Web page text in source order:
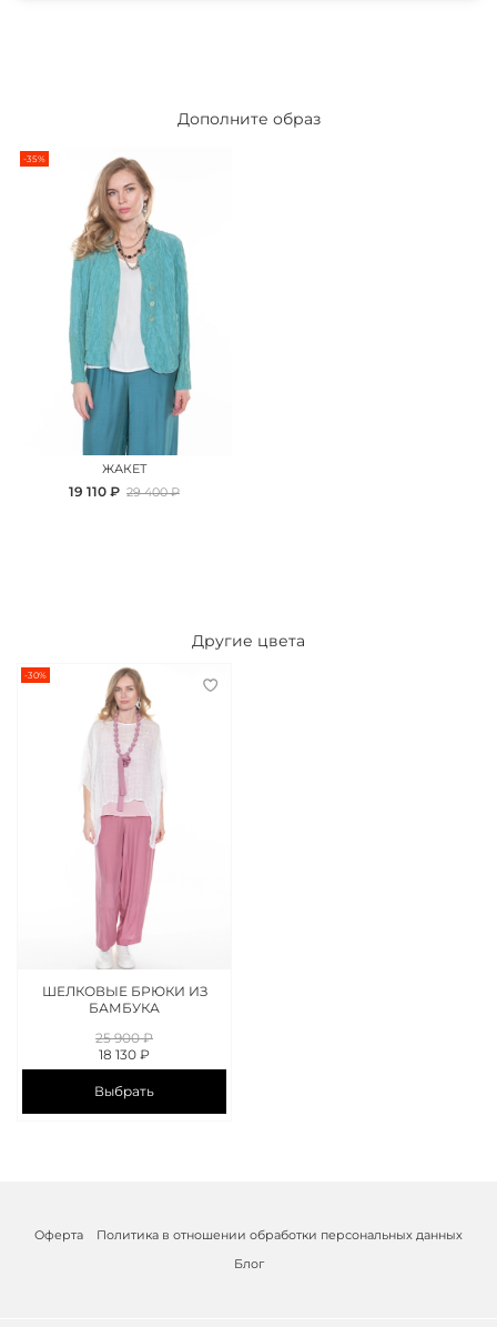
Дополните образ
-35%
ЖАКЕТ
19 110 ₽ 29 400 ₽
Другие цвета
-30%
ШЕЛКОВЫЕ БРЮКИ ИЗ
БАМБУКА
25 900 ₽
18 130 ₽
Выбрать
Оферта
Политика в отношении обработки персональных данных
Блог